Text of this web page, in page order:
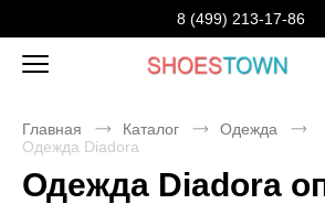
8 (499) 213-17-86
Главная Каталог
Одежда
Одежда Diadora
Одежда Diadora